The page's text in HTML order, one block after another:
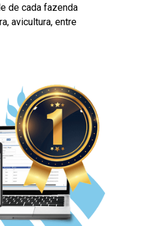
de cada fazenda
avicultura, entre